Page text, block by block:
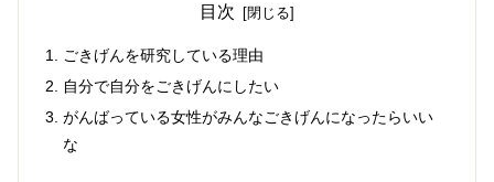
目次
ごきげんを研究している理由
自分で自分をごきげんにしたい
がんばっている女性がみんなごきげんになったらいい
な